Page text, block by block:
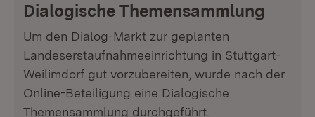
Dialogische Themensammlung
Um den Dialog-Markt zur geplanten
Landeserstaufnahmeeinrichtung in Stuttgart-
Weilimdorf gut vorzubereiten, wurde nach der
Online-Beteiligung eine Dialogische
Themensammlung durchgeführt.